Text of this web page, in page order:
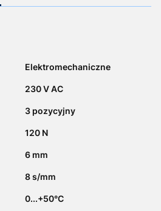
Elektromechaniczne
230 V AC
3 pozycyjny
120 N
6 mm
8 s/mm
0...+50°C